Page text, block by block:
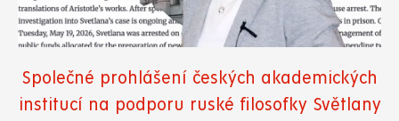
Společné prohlášení českých akademických
institucí na podporu ruské filosofky Světlany